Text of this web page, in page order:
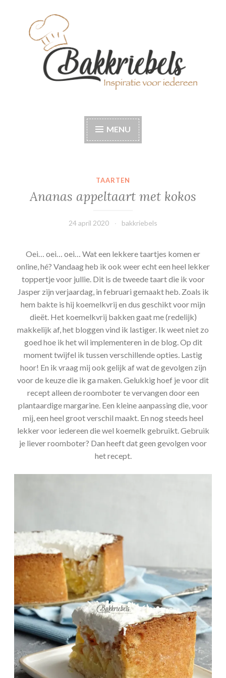
Bakkriebels
MENU
TAARTEN
Ananas appeltaart met kokos
24 april 2020 bakkriebels
Oei… oei… oei… Wat een lekkere taartjes komen er
online, hé? Vandaag heb ik ook weer echt een heel lekker
toppertje voor jullie. Dit is de tweede taart die ik voor
Jasper zijn verjaardag, in februari gemaakt heb. Zoals ik
hem bakte is hij koemelkvrij en dus geschikt voor mijn
dieët. Het koemelkvrij bakken gaat me (redelijk)
makkelijk af, het bloggen vind ik lastiger. Ik weet niet zo
goed hoe ik het wil implementeren in de blog. Op dit
moment twijfel ik tussen verschillende opties. Lastig
hoor! En ik vraag mij ook gelijk af wat de gevolgen zijn
voor de keuze die ik ga maken. Gelukkig hoef je voor dit
recept alleen de roomboter te vervangen door een
plantaardige margarine. Een kleine aanpassing die, voor
mij, een heel groot verschil maakt. En nog steeds heel
lekker voor iedereen die wel koemelk gebruikt. Gebruik
je liever roomboter? Dan heeft dat geen gevolgen voor
het recept.